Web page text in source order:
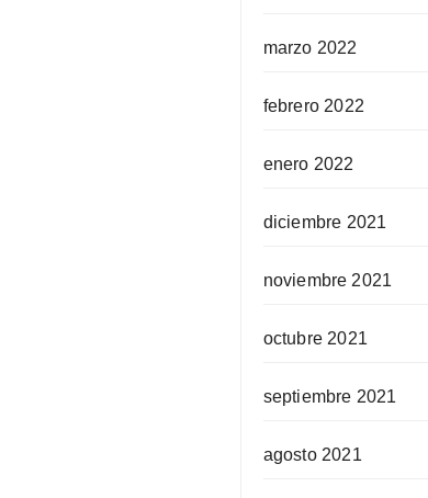
marzo 2022
febrero 2022
enero 2022
diciembre 2021
noviembre 2021
octubre 2021
septiembre 2021
agosto 2021